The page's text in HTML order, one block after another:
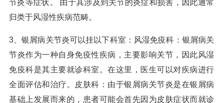
节炎等症状。 由于其涉及到关节的炎症和损害，因此通常
归类于风湿性疾病范畴。
3、银屑病关节炎可以挂以下科室：风湿免疫科：银屑病关
节炎作为一种自身免疫性疾病，主要影响关节，因此风湿
免疫科是其主要就诊科室。在这里，医生可以对疾病进行
全面评估和治疗。皮肤科：由于银屑病关节炎是在银屑病
基础上发展而来的，患者可能会首先因为皮肤症状而就诊